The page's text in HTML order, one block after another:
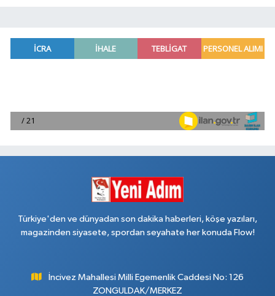
Türkiye'den ve dünyadan son dakika haberleri, köşe yazıları,
magazinden siyasete, spordan seyahate her konuda Flow!
İncivez Mahallesi Milli Egemenlik Caddesi No: 126
ZONGULDAK/MERKEZ